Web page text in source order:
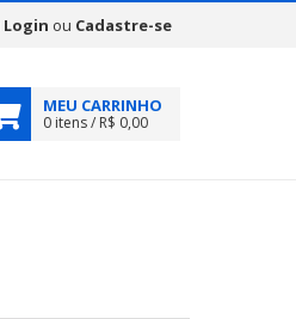
Login ou Cadastre-se
MEU CARRINHO
0 itens / R$ 0,00